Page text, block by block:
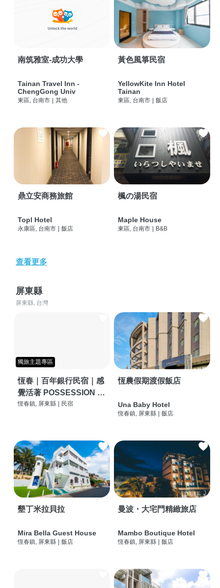
南筑雅室-成功大學
Tainan Travel Inn -
ChengGong Univ
東區, 台南市 | 其他
黃色風箏民宿
YellowKite Inn Hotel
Tainan
東區, 台南市 | 飯店
鼎立安商務旅館
Topl Hotel
永康區, 台南市 | 飯店
楓の湯民宿
Maple House
東區, 台南市 | B&B
查看更多
屏東縣
屏東縣, 台灣
獨旅主題專區
恆春｜百年銀行民宿｜感
覺活著 POSSESSION |
背包客棧 | 恆春必住特色
恆春鎮, 屏東縣 民宿
恆農假期渡假飯店
Una Baby Hotel
恆春鎮, 屏東縣 飯店
墾丁米拉貝拉
Mira Bella Guest House
恆春鎮, 屏東縣 飯店
曼波・大宅門精緻旅店
Mambo Boutique Hotel
恆春鎮, 屏東縣 飯店